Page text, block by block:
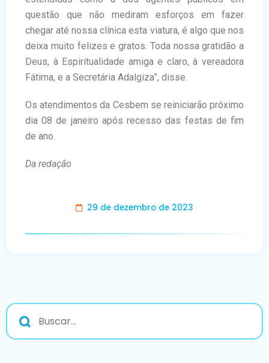
questão que não mediram esforços em fazer
chegar até nossa clínica esta viatura, é algo que nos
deixa muito felizes e gratos. Toda nossa gratidão a
Deus, à Espiritualidade amiga e claro, à vereadora
Fátima, e a Secretária Adalgiza”, disse.
Os atendimentos da Cesbem se reiniciarão próximo
dia 08 de janeiro após recesso das festas de fim
de ano.
Da redação
29 de dezembro de 2023